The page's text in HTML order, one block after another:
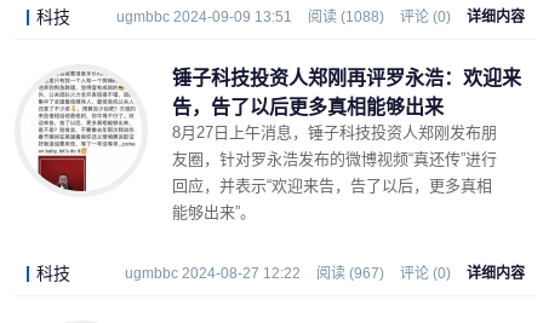
科技 ugmbbc 2024-09-09 13:51 阅读 (1088) 评论 (0) 详细内容
锤子科技投资人郑刚再评罗永浩：欢迎来
告，告了以后更多真相能够出来
8月27日上午消息，锤子科技投资人郑刚发布朋
友圈，针对罗永浩发布的微博视频“真还传”进行
回应，并表示“欢迎来告，告了以后，更多真相
能够出来”。
科技 ugmbbc 2024-08-27 12:22 阅读 (967) 评论 (0) 详细内容